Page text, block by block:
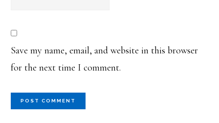
Save my name, email, and website in this browser
for the next time I comment.